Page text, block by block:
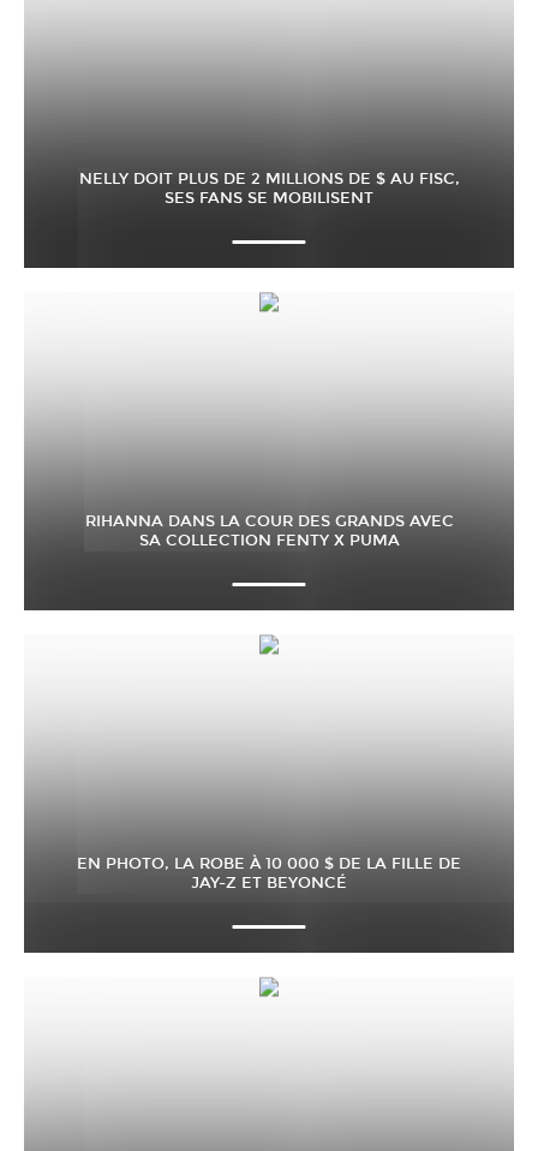
NELLY DOIT PLUS DE 2 MILLIONS DE $ AU FISC,
SES FANS SE MOBILISENT
RIHANNA DANS LA COUR DES GRANDS AVEC
SA COLLECTION FENTY X PUMA
EN PHOTO, LA ROBE À 10 000 $ DE LA FILLE DE
JAY-Z ET BEYONCÉ